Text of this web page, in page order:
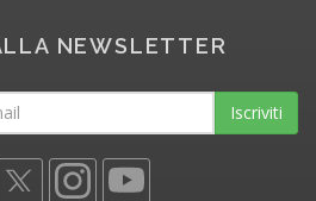
NEWSLETTER
Iscriviti